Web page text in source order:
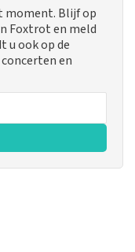
moment. Blijf op
Foxtrot en meld
u ook op de
en